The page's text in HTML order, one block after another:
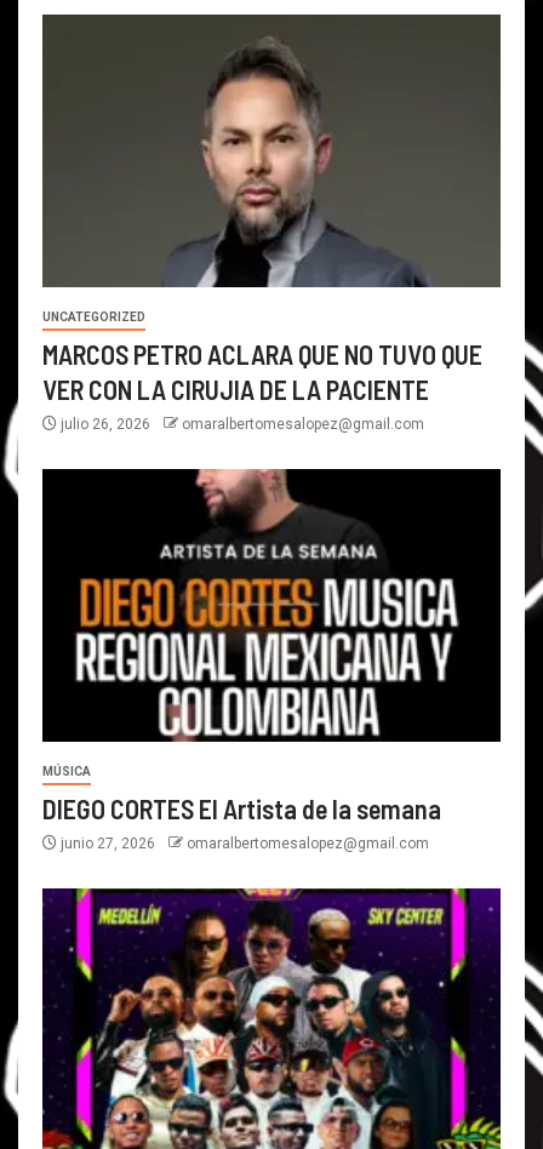
UNCATEGORIZED
MARCOS PETRO ACLARA QUE NO TUVO QUE
VER CON LA CIRUJIA DE LA PACIENTE
julio 26, 2026 omaralbertomesalopez@gmail.com
MÚSICA
DIEGO CORTES El Artista de la semana
junio 27, 2026 omaralbertomesalopez@gmail.com